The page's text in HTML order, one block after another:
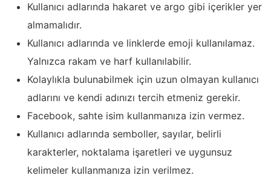
Kullanıcı adlarında hakaret ve argo gibi içerikler yer
almamalıdır.
Kullanıcı adlarında ve linklerde emoji kullanılamaz.
Yalnızca rakam ve harf kullanılabilir.
Kolaylıkla bulunabilmek için uzun olmayan kullanıcı
adlarını ve kendi adınızı tercih etmeniz gerekir.
Facebook, sahte isim kullanmanıza izin vermez.
Kullanıcı adlarında semboller, sayılar, belirli
karakterler, noktalama işaretleri ve uygunsuz
kelimeler kullanmanıza izin verilmez.